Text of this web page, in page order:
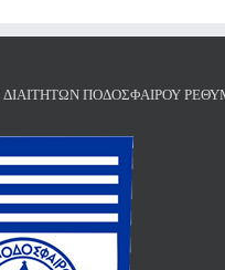
ΠΟΔΟΣΦΑΊΡΟΥ